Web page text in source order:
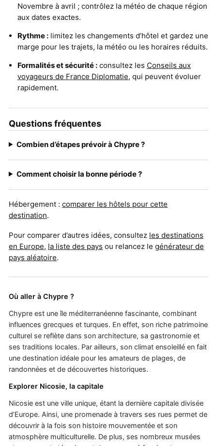
Novembre à avril ; contrôlez la météo de chaque région
aux dates exactes.
Rythme : limitez les changements d’hôtel et gardez une
marge pour les trajets, la météo ou les horaires réduits.
Formalités et sécurité : consultez les Conseils aux
voyageurs de France Diplomatie, qui peuvent évoluer
rapidement.
Questions fréquentes
Combien d’étapes prévoir à Chypre ?
Comment choisir la bonne période ?
Hébergement : comparer les hôtels pour cette
destination.
Pour comparer d’autres idées, consultez les destinations
en Europe, la liste des pays ou relancez le générateur de
pays aléatoire.
Où aller à Chypre ?
Chypre est une île méditerranéenne fascinante, combinant
influences grecques et turques. En effet, son riche patrimoine
culturel se reflète dans son architecture, sa gastronomie et
ses traditions locales. Par ailleurs, son climat ensoleillé en fait
une destination idéale pour les amateurs de plages, de
randonnées et de découvertes historiques.
Explorer Nicosie, la capitale
Nicosie est une ville unique, étant la dernière capitale divisée
d’Europe. Ainsi, une promenade à travers ses rues permet de
découvrir à la fois son histoire mouvementée et son
atmosphère multiculturelle. De plus, ses nombreux musées